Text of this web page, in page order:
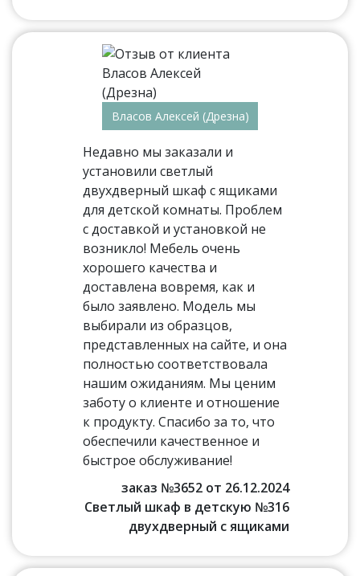
Власов Алексей (Дрезна)
Недавно мы заказали и
установили светлый
двухдверный шкаф с ящиками
для детской комнаты. Проблем
с доставкой и установкой не
возникло! Мебель очень
хорошего качества и
доставлена вовремя, как и
было заявлено. Модель мы
выбирали из образцов,
представленных на сайте, и она
полностью соответствовала
нашим ожиданиям. Мы ценим
заботу о клиенте и отношение
к продукту. Спасибо за то, что
обеспечили качественное и
быстрое обслуживание!
заказ №3652 от 26.12.2024
Светлый шкаф в детскую №316
двухдверный с ящиками